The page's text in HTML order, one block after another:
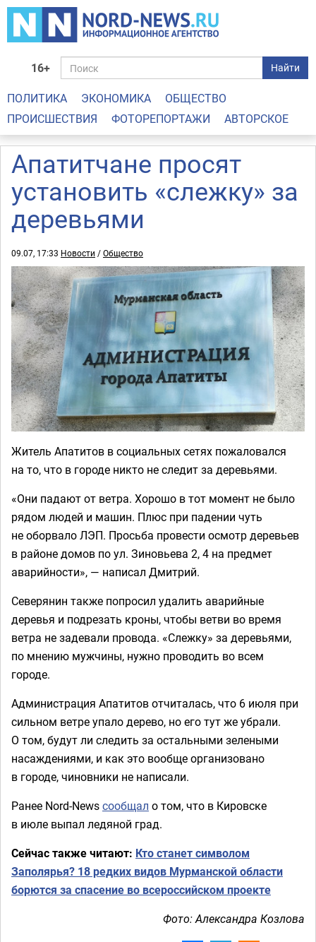
16+ Найти
ПОЛИТИКА ЭКОНОМИКА
ОБЩЕСТВО
ПРОИСШЕСТВИЯ
ФОТОРЕПОРТАЖИ АВТОРСКОЕ
Апатитчане просят
установить «слежку» за
деревьями
09.07, 17:33 Новости /Общество
Житель Апатитов в социальных сетях пожаловался
на то, что в городе никто не следит за деревьями.
«Они падают от ветра. Хорошо в тот момент не было
рядом людей и машин. Плюс при падении чуть
не оборвало ЛЭП. Просьба провести осмотр деревьев
в районе домов по ул. Зиновьева 2, 4 на предмет
аварийности», — написал Дмитрий.
Северянин также попросил удалить аварийные
деревья и подрезать кроны, чтобы ветви во время
ветра не задевали провода. «Слежку» за деревьями,
по мнению мужчины, нужно проводить во всем
городе.
Администрация Апатитов отчиталась, что 6 июля при
сильном ветре упало дерево, но его тут же убрали.
О том, будут ли следить за остальными зелеными
насаждениями, и как это вообще организовано
в городе, чиновники не написали.
Ранее Nord-Newsсообщал о том, что в Кировске
в июле выпал ледяной град.
Сейчас также читают: Кто станет символом
Заполярья? 18 редких видов Мурманской области
борются за спасение во всероссийском проекте
Фото: Александра Козлова